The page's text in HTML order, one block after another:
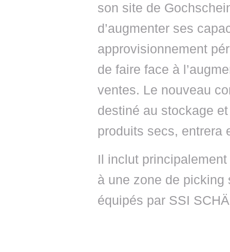
son site de
d’augmenter ses
approvisionnement
de faire face à
ventes. Le nouveau
destiné au stockage
produits secs, entrera
Il inclut
à une zone de
équipés par SSI